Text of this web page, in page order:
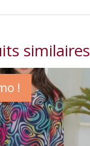
similaires
!